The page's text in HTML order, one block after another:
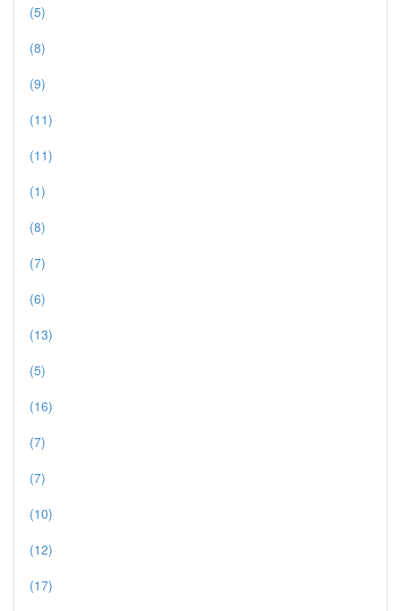
(5)
(8)
(9)
(11)
(11)
(1)
(8)
(7)
(6)
(13)
(5)
(16)
(7)
(7)
(10)
(12)
(17)